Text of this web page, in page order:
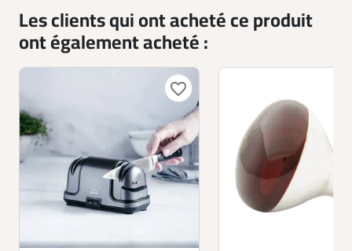
Les clients qui ont acheté ce produit
ont également acheté :
favorite_border